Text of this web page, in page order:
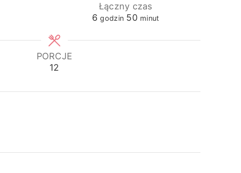
Łączny czas
6 godziny
godzin 50minuty
minut
PORCJE
12